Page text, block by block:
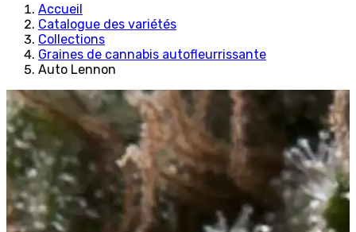
Accueil
Catalogue des variétés
Collections
Graines de cannabis autofleurrissante
Auto Lennon